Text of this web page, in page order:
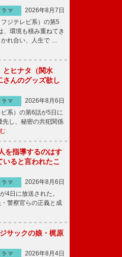
ラマ
2026年8月7日
ジテレビ系）の第5
環境も積み重ねてき
かれ合い、人生で …
とヒナタ（関水
さんのグッズ欲し
ラマ
2026年8月6日
系）の第6話が5日に
し、秘密の共犯関係
を指導するのはす
ると言われたこ
ラマ
2026年8月6日
4日に放送された。
警察官らの正義と成
サックの娘・梶原
ラマ 2026年8月4日